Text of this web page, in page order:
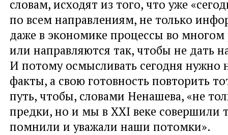
словам, исходят из того, что уже
по всем направлениям, не только
даже в экономике процессы во многом
или направляются так, чтобы не дать
И потому осмысливать сегодня нужно
факты, а свою готовность повторить
путь, чтобы, словами Ненашева, «не
предки, но и мы в XXI веке совершили
помнили и уважали наши потомки».